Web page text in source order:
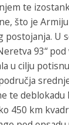
te
što je
postojanja. U
93“
u cilju
te deblokadu
450 km